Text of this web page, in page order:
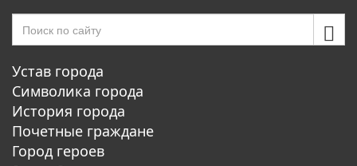
Устав города
Символика города
История города
Почетные граждане
Город героев